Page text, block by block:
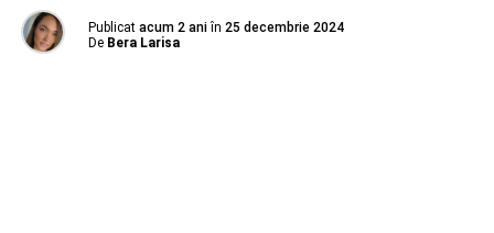
Publicat acum 2 ani în 25 decembrie 2024
De Bera Larisa